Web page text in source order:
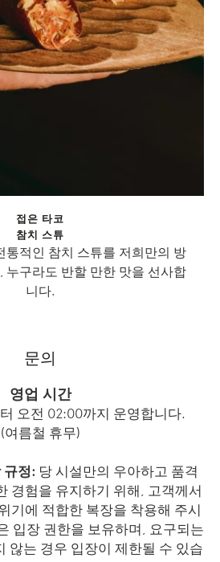
접은 타코
참치 스튜
통적인 참치 스튜를 저희만의 방
누구라도 반할 만한 맛을 선사합
니다.
문의
영업 시간
오전 02:00까지 운영합니다.
(여름철 휴무)
규정: 당 시설만의 우아하고 품격
경험을 유지하기 위해, 고객께서
기에 적합한 복장을 착용해 주시
입장 권한을 보유하며, 요구되는
않는 경우 입장이 제한될 수 있습